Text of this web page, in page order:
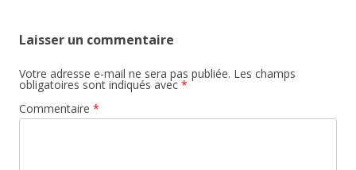
Laisser un commentaire
Votre adresse e-mail ne sera pas publiée. Les champs
obligatoires sont indiqués avec *
Commentaire *